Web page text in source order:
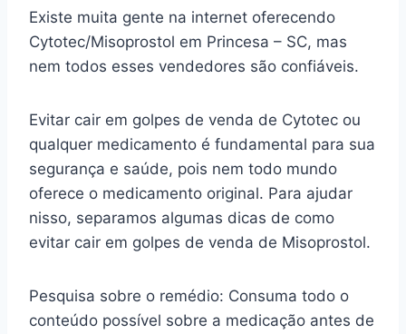
Existe muita gente na internet oferecendo
Cytotec/Misoprostol em Princesa – SC, mas
nem todos esses vendedores são confiáveis.
Evitar cair em golpes de venda de Cytotec ou
qualquer medicamento é fundamental para sua
segurança e saúde, pois nem todo mundo
oferece o medicamento original. Para ajudar
nisso, separamos algumas dicas de como
evitar cair em golpes de venda de Misoprostol.
Pesquisa sobre o remédio: Consuma todo o
conteúdo possível sobre a medicação antes de